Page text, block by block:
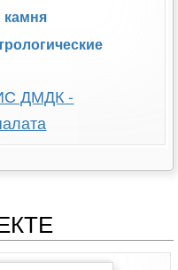
камня
ДМДК -